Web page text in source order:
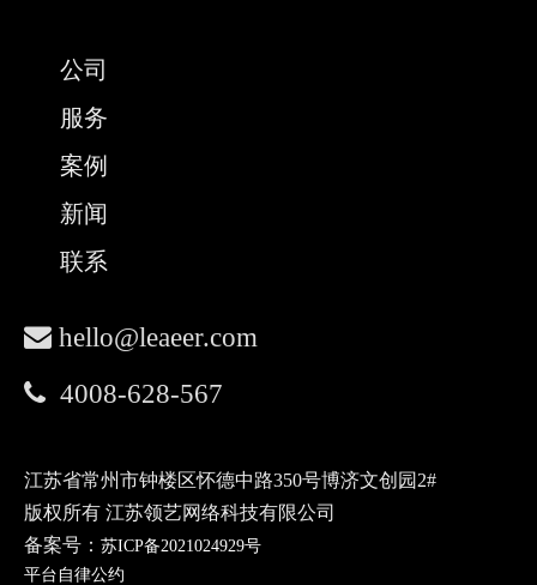
项目。厦门创融汇邀请投资人、各行业专家与
项目方探讨发展方向并提出中肯建议,助力创业
项目在发展道路上走得更稳更好。
如何?
在充满艺术气息的鼓浪屿美院当代艺术中心做
具有深厚文化底蕴的鼓浪屿上,感受到温暖的、
我们这个团队更加冷静、放松、深度的复盘项
在项目展示环节,20个创业成长营入营项目被编
为5个小组进行“毕业汇报”,经过2次、为期6天
的集中封闭式创业培训,创业成长营学员们在大
公司
服务
案例
新闻
联系
 hello@leaeer.com
 4008-628-567
江苏省常州市钟楼区怀德中路350号博济文创园2#
版权所有 江苏领艺网络科技有限公司
备案号： 苏ICP备2021024929号
平台自律公约